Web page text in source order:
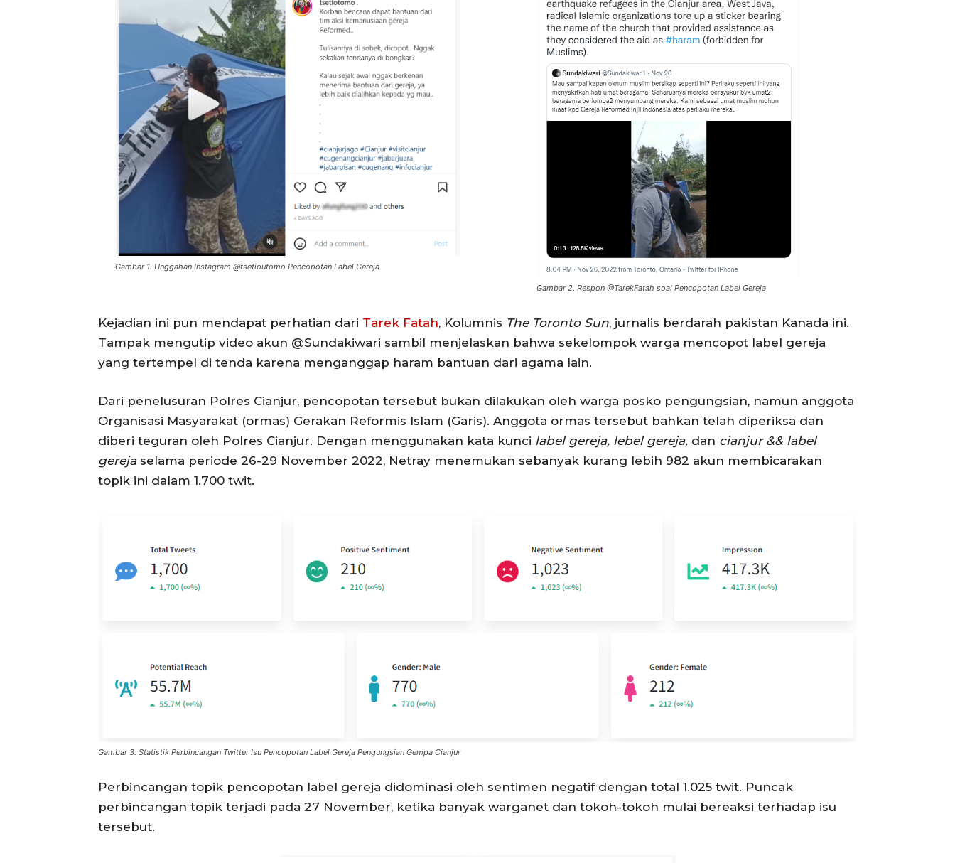
Gambar 1. Unggahan Instagram @tsetioutomo Pencopotan Label Gereja
Gambar 2. Respon @TarekFatah soal Pencopotan Label Gereja
Kejadian ini pun mendapat perhatian dari Tarek Fatah, Kolumnis The Toronto Sun, jurnalis berdarah pakistan Kanada ini.
Tampak mengutip video akun @Sundakiwari sambil menjelaskan bahwa sekelompok warga mencopot label gereja
yang tertempel di tenda karena menganggap haram bantuan dari agama lain.
Dari penelusuran Polres Cianjur, pencopotan tersebut bukan dilakukan oleh warga posko pengungsian, namun anggota
Organisasi Masyarakat (ormas) Gerakan Reformis Islam (Garis). Anggota ormas tersebut bahkan telah diperiksa dan
diberi teguran oleh Polres Cianjur. Dengan menggunakan kata kunci label gereja, lebel gereja, dan cianjur && label
gereja selama periode 26-29 November 2022, Netray menemukan sebanyak kurang lebih 982 akun membicarakan
topik ini dalam 1.700 twit.
Gambar 3. Statistik Perbincangan Twitter Isu Pencopotan Label Gereja Pengungsian Gempa Cianjur
Perbincangan topik pencopotan label gereja didominasi oleh sentimen negatif dengan total 1.025 twit. Puncak
perbincangan topik terjadi pada 27 November, ketika banyak warganet dan tokoh-tokoh mulai bereaksi terhadap isu
tersebut.